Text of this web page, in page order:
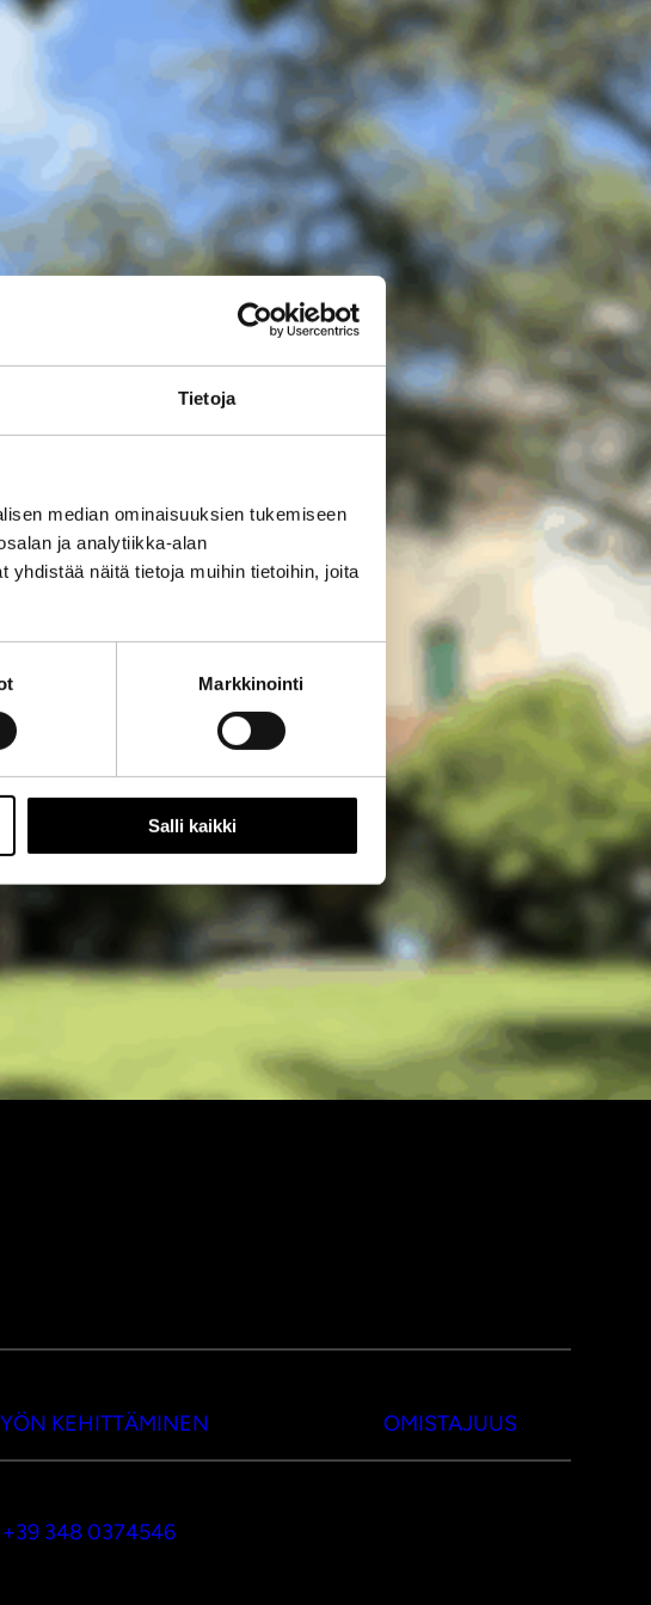
Tietoja
median ominaisuuksien tukemiseen
ja analytiikka-alan
näitä tietoja muihin tietoihin, joita
Markkinointi
Salli kaikki
KEHITTÄMINEN OMISTAJUUS
+39 348 0374546